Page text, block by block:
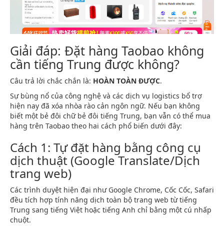
Giải đáp: Đặt hàng Taobao không
cần tiếng Trung được không?
Câu trả lời chắc chắn là: HOÀN TOÀN ĐƯỢC.
Sự bùng nổ của công nghệ và các dịch vụ logistics bổ trợ
hiện nay đã xóa nhòa rào cản ngôn ngữ. Nếu bạn không
biết một bẻ đôi chữ bẻ đôi tiếng Trung, bạn vẫn có thể mua
hàng trên Taobao theo hai cách phổ biến dưới đây:
Cách 1: Tự đặt hàng bằng công cụ
dịch thuật (Google Translate/Dịch
trang web)
Các trình duyệt hiện đại như Google Chrome, Cốc Cốc, Safari
đều tích hợp tính năng dịch toàn bộ trang web từ tiếng
Trung sang tiếng Việt hoặc tiếng Anh chỉ bằng một cú nhấp
chuột.